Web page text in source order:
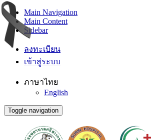
Main Navigation
Main Content
Sidebar
ลงทะเบียน
เข้าสู่ระบบ
ภาษาไทย
English
Toggle navigation